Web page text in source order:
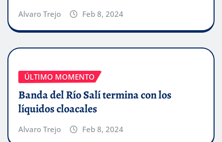
Alvaro Trejo Feb 8, 2024
ÚLTIMO MOMENTO
Banda del Río Salí termina con los
líquidos cloacales
Alvaro Trejo Feb 8, 2024